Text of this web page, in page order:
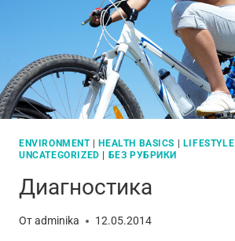
ENVIRONMENT|HEALTH BASICS | LIFESTYLE
UNCATEGORIZED | БЕЗ РУБРИКИ
Диагностика
Отadminika 12.05.2014